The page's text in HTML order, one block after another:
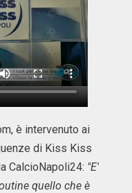
è intervenuto ai
di Kiss Kiss
CalcioNapoli24: "E'
quello che è